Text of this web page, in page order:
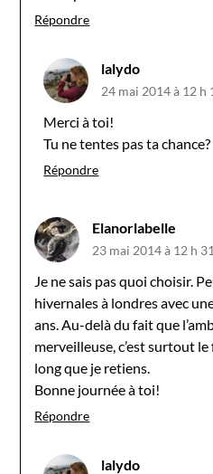
Répondre
lalydo
24 mai 2014 à 12 h
Merci à toi!
Tu ne tentes pas ta chance?
Répondre
Elanorlabelle
23 mai 2014 à 12 h
Je ne sais pas quoi choisir.
hivernales à londres avec
ans. Au-delà du fait que
merveilleuse, c’est surtout
long que je retiens.
Bonne journée à toi!
Répondre
lalydo